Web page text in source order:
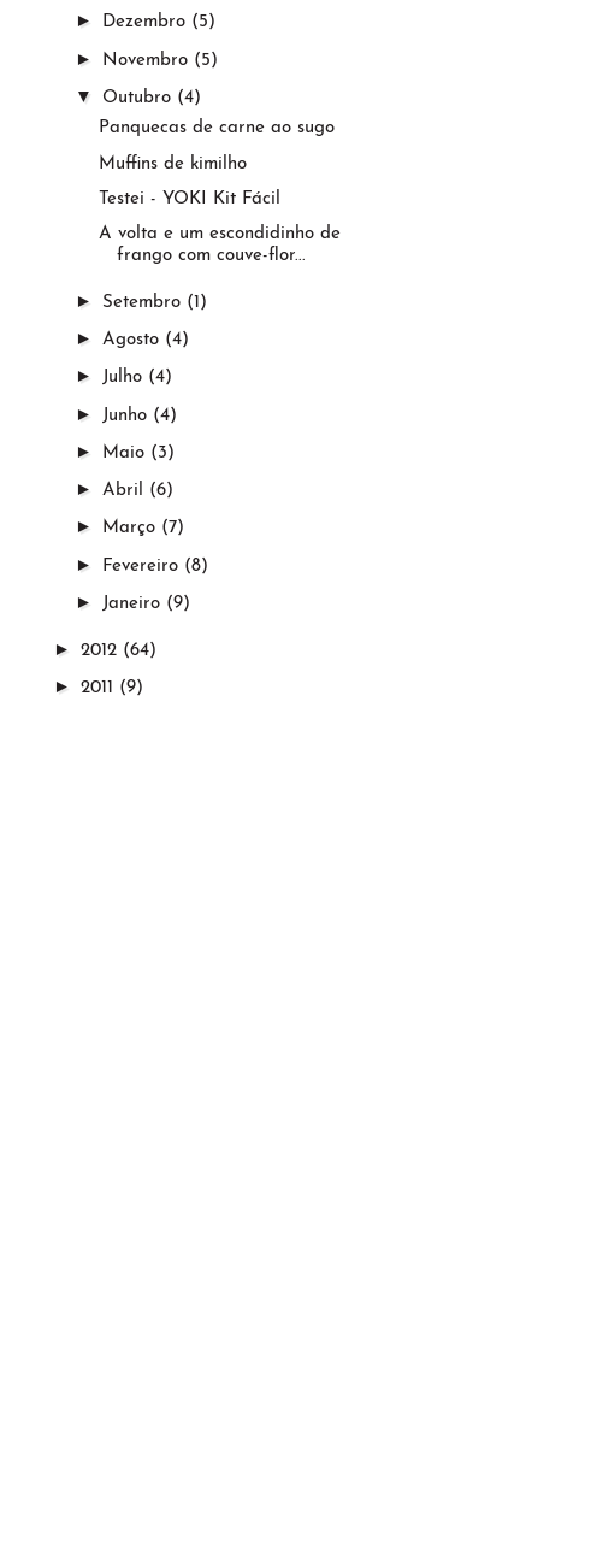
► Dezembro (5)
► Novembro (5)
▼ Outubro (4)
Panquecas de carne ao sugo
Muffins de kimilho
Testei - YOKI Kit Fácil
A volta e um escondidinho de
frango com couve-flor...
► Setembro (1)
► Agosto (4)
► Julho (4)
► Junho (4)
► Maio (3)
► Abril (6)
► Março (7)
► Fevereiro (8)
► Janeiro (9)
► 2012 (64)
► 2011 (9)